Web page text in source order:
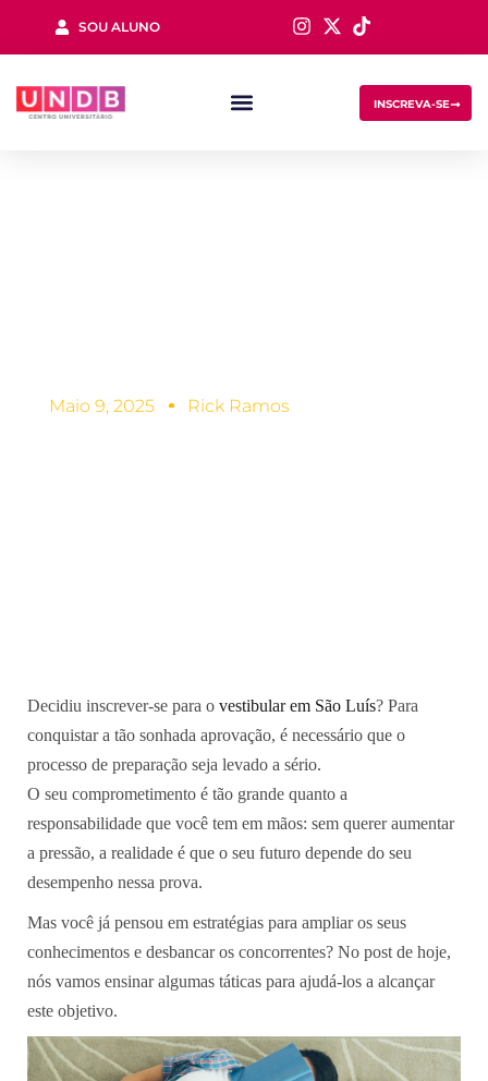
SOU ALUNO
INSCREVA-SE
Maio 9, 2025 Rick Ramos
Decidiu inscrever-se para o vestibular em São Luís? Para
conquistar a tão sonhada aprovação, é necessário que o
processo de preparação seja levado a sério.
O seu comprometimento é tão grande quanto a
responsabilidade que você tem em mãos: sem querer aumentar
a pressão, a realidade é que o seu futuro depende do seu
desempenho nessa prova.
Mas você já pensou em estratégias para ampliar os seus
conhecimentos e desbancar os concorrentes? No post de hoje,
nós vamos ensinar algumas táticas para ajudá-los a alcançar
este objetivo.